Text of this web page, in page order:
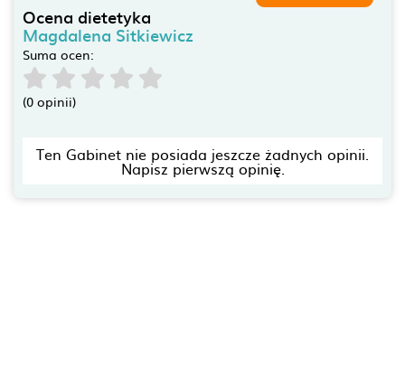
Ocena dietetyka
Magdalena Sitkiewicz
Suma ocen:
(0 opinii)
Ten Gabinet nie posiada jeszcze żadnych opinii.
Napisz pierwszą opinię.